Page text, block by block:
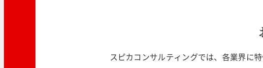
スピカコンサルティングでは、各業界に